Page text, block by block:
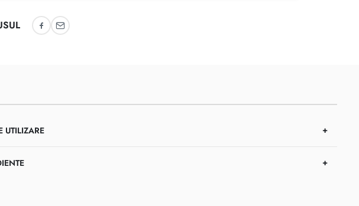
Recomandă pe Facebook
Recomandă prin email
UTILIZARE